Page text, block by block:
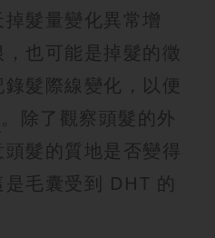
髮量變化異常增
也可能是掉髮的徵
髮際線變化，以便
。除了觀察頭髮的外
髮的質地是否變得
毛囊受到 DHT 的